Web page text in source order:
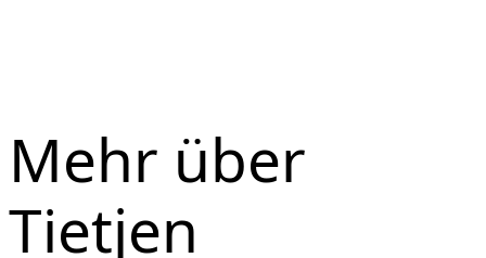
Mehr über
Tietjen